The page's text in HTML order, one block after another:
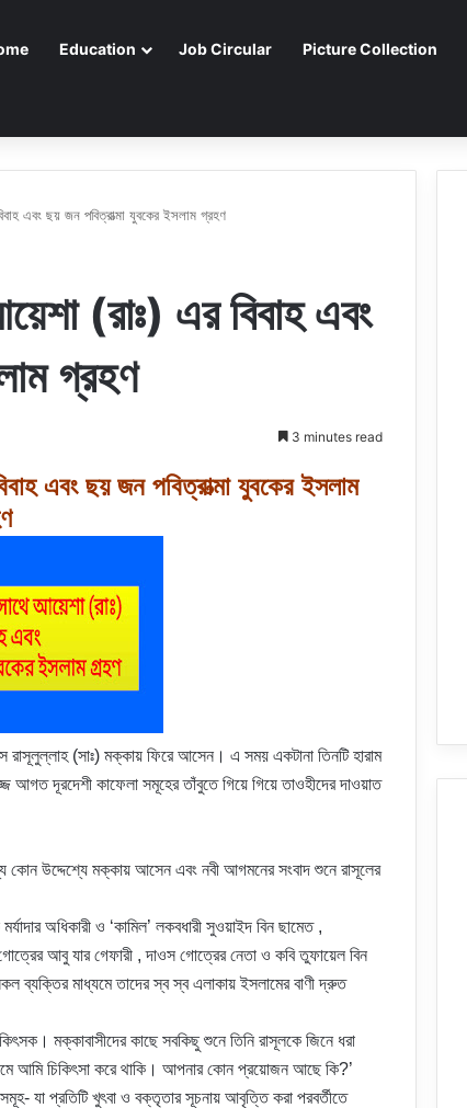
Education Job Circular Picture Collection
এবং ছয় জন পবিত্রাত্মা যুবকের ইসলাম গ্রহণ
(রাঃ) এর বিবাহ এবং
গ্রহণ
3 minutes read
এবং ছয় জন পবিত্রাত্মা যুবকের ইসলাম
রাসূলুল্লাহ (সাঃ) মক্কায় ফিরে আসেন। এ সময় একটানা তিনটি হারাম
আগত দূরদেশী কাফেলা সমূহের তাঁবুতে গিয়ে গিয়ে তাওহীদের দাওয়াত
কোন উদ্দেশ্যে মক্কায় আসেন এবং নবী আগমনের সংবাদ শুনে রাসূলের
অধিকারী ও ‘কামিল’ লকবধারী সুওয়াইদ বিন ছামেত ,
আবু যার গেফারী , দাওস গোত্রের নেতা ও কবি তুফায়েল বিন
মাধ্যমে তাদের স্ব স্ব এলাকায় ইসলামের বাণী দ্রুত
মক্কাবাসীদের কাছে সবকিছু শুনে তিনি রাসূলকে জিনে ধরা
আমি চিকিৎসা করে থাকি। আপনার কোন প্রয়োজন আছে কি?’
যা প্রতিটি খুৎবা ও বক্তৃতার সূচনায় আবৃত্তি করা পরবর্তীতে